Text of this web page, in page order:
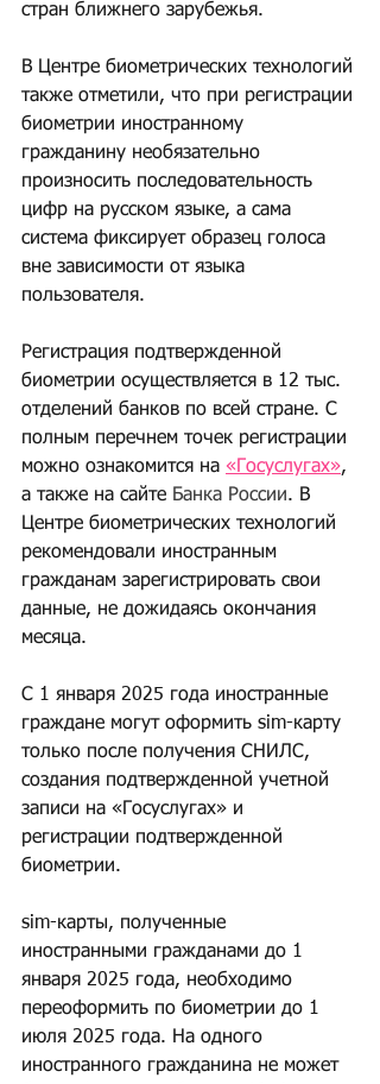
стран ближнего зарубежья.
В Центре биометрических технологий
также отметили, что при регистрации
биометрии иностранному
гражданину необязательно
произносить последовательность
цифр на русском языке, а сама
система фиксирует образец голоса
вне зависимости от языка
пользователя.
Регистрация подтвержденной
биометрии осуществляется в 12 тыс.
отделений банков по всей стране. С
полным перечнем точек регистрации
можно ознакомится на «Госуслугах»,
а также на сайте Банка России. В
Центре биометрических технологий
рекомендовали иностранным
гражданам зарегистрировать свои
данные, не дожидаясь окончания
месяца.
С 1 января 2025 года иностранные
граждане могут оформить sim-карту
только после получения СНИЛС,
создания подтвержденной учетной
записи на «Госуслугах» и
регистрации подтвержденной
биометрии.
sim-карты, полученные
иностранными гражданами до 1
января 2025 года, необходимо
переоформить по биометрии до 1
июля 2025 года. На одного
иностранного гражданина не может